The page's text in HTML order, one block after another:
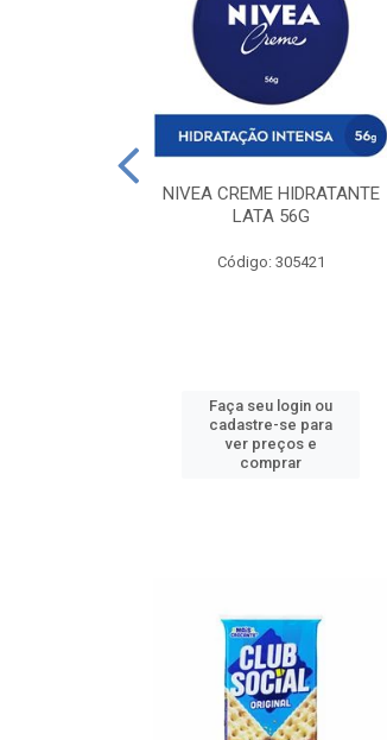
NIVEA CREME HIDRATANTE
LATA 56G
Código: 305421
Faça seu login ou
cadastre-se para
ver preços e
comprar